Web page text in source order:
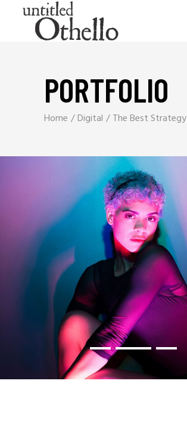
PORTFOLIO
Home Digital The Best Strategy